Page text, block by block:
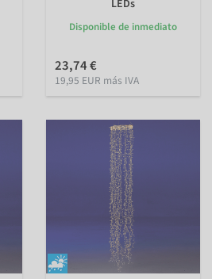
LEDs
Disponible de inmediato
23,74 €
19,95 EUR más IVA